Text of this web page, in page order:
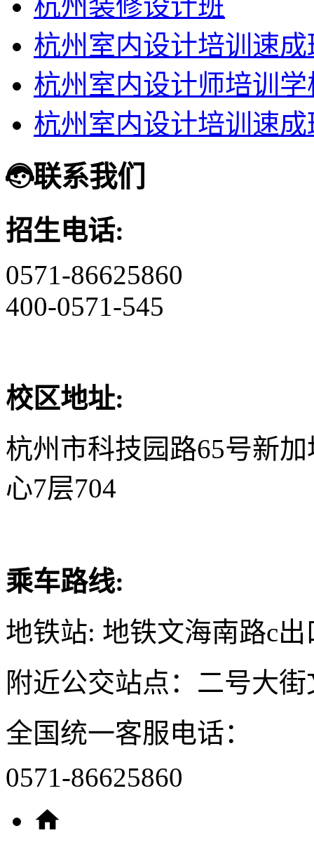
杭州室内设计培训速成
杭州室内设计师培训
杭州室内设计培训速成
联系我们
招生电话:
0571-86625860
400-0571-545
校区地址:
杭州市科技园路65号新
心7层704
乘车路线:
地铁站: 地铁文海南路c出
附近公交站点：二号大
全国统一客服电话：
0571-86625860